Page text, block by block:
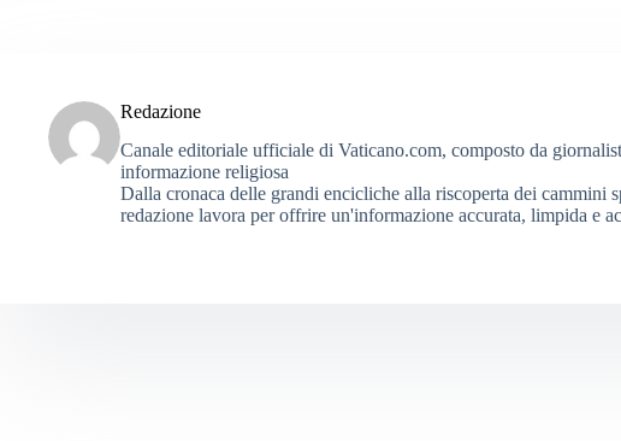
Redazione
Canale editoriale ufficiale di Vaticano.com, composto da
informazione religiosa
Dalla cronaca delle grandi encicliche alla riscoperta dei cammini
redazione lavora per offrire un'informazione accurata, limpida e